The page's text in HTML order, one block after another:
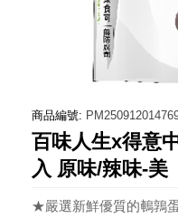
商品編號:
百味人生x得意
入 原味/辣味-美
★嚴選新鮮優質的鵪鶉